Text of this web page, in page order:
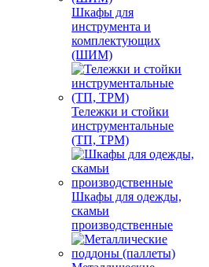
Шкафы для
инструмента и
комплектующих
(ШИМ)
Тележки и стойки
инструментальные
(ТП, ТРМ)
Шкафы для одежды,
скамьи
производственные